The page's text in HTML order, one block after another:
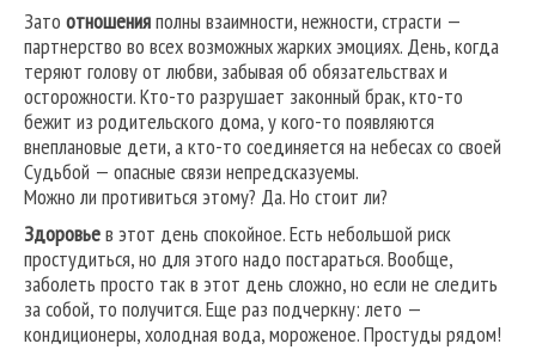
Зато отношенияполны взаимности, нежности, страсти —
партнерство во всех возможных жарких эмоциях. День, когда
теряют голову от любви, забывая об обязательствах и
осторожности. Кто-то разрушает законный брак, кто-то
бежит из родительского дома, у кого-то появляются
внеплановые дети, а кто-то соединяется на небесах со своей
Судьбой — опасные связи непредсказуемы.
Можно ли противиться этому? Да. Но стоит ли?
Здоровьев этот день спокойное. Есть небольшой риск
простудиться, но для этого надо постараться. Вообще,
заболеть просто так в этот день сложно, но если не следить
за собой, то получится. Еще раз подчеркну: лето —
кондиционеры, холодная вода, мороженое. Простуды рядом!